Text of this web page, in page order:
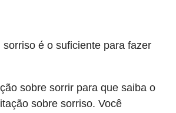
é o suficiente para fazer
sobre sorrir para que saiba o
sobre sorriso. Você